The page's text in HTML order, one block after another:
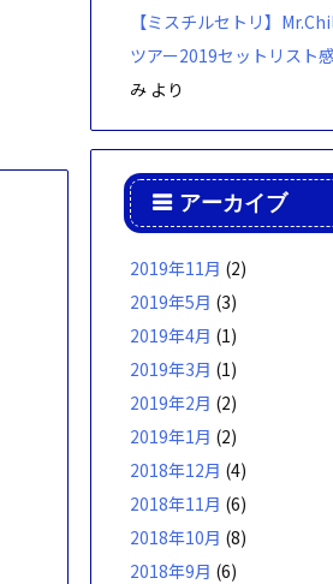
【ミスチルセトリ】
ツアー2019セットリスト
み より
アーカイブ
2019年11月 (2)
2019年5月 (3)
2019年4月 (1)
2019年3月 (1)
2019年2月 (2)
2019年1月 (2)
2018年12月 (4)
2018年11月 (6)
2018年10月 (8)
2018年9月 (6)